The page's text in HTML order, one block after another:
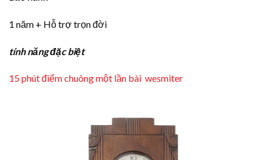
1 năm + Hỗ trợ trọn đời
tính năng đặc biệt
15 phút điểm chuông một lần bài wesmiter